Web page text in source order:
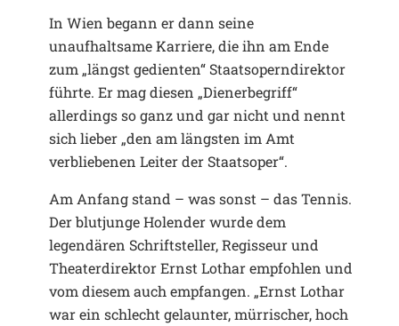
In Wien begann er dann seine
unaufhaltsame Karriere, die ihn am Ende
zum „längst gedienten“ Staatsoperndirektor
führte. Er mag diesen „Dienerbegriff“
allerdings so ganz und gar nicht und nennt
sich lieber „den am längsten im Amt
verbliebenen Leiter der Staatsoper“.
Am Anfang stand – was sonst – das Tennis.
Der blutjunge Holender wurde dem
legendären Schriftsteller, Regisseur und
Theaterdirektor Ernst Lothar empfohlen und
vom diesem auch empfangen. „Ernst Lothar
war ein schlecht gelaunter, mürrischer, hoch